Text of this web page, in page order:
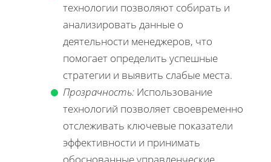
технологии позволяют собирать и
анализировать данные о
деятельности менеджеров, что
помогает определить успешные
стратегии и выявить слабые места.
Прозрачность: Использование
технологий позволяет своевременно
отслеживать ключевые показатели
эффективности и принимать